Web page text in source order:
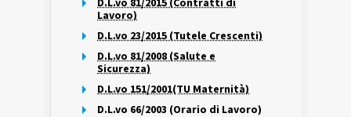
Lavoro)
D.L.vo 23/2015 (Tutele Crescenti)
D.L.vo 81/2008 (Salute e
Sicurezza)
D.L.vo 151/2001(TU Maternità)
D.L.vo 66/2003 (Orario di Lavoro)